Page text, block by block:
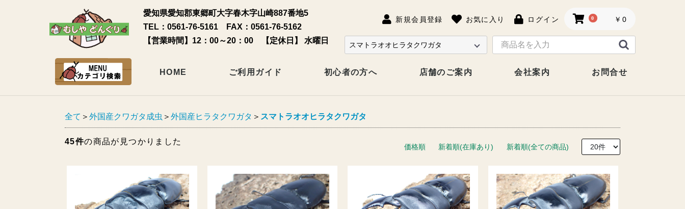
愛知県愛知郡東郷町大字春木字山崎887番地5
TEL：0561-76-5161 FAX：0561-76-5162
【営業時間】12：00～20：00 【定休日】 水曜日
新規会員登録 お気に入り ログイン 0 ￥0
HOME ご利用ガイド 初心者の方へ 店舗のご案内 会社案内 お問合せ
全て ＞ 外国産クワガタ成虫 ＞ 外国産ヒラタクワガタ ＞ スマトラオオヒラタクワガタ
45件の商品が見つかりました
価格順 新着順(在庫あり) 新着順(全ての商品)